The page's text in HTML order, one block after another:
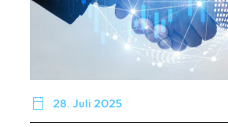
 28. Juli 2025